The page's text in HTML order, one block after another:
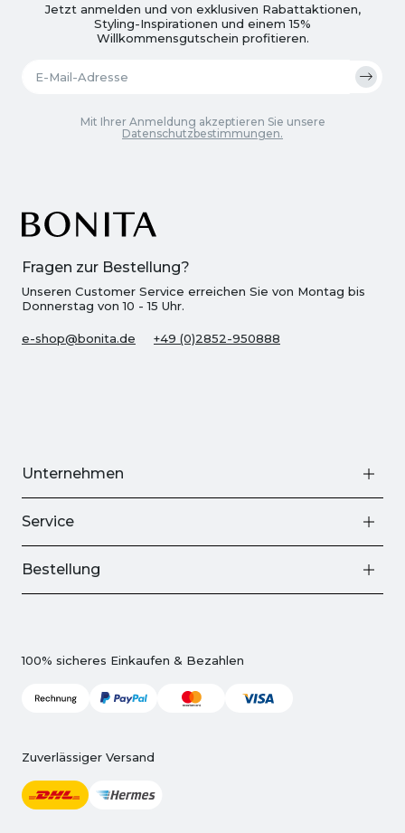
Fragen zur Bestellung?
Unseren Customer Service erreichen Sie von Montag bis
Donnerstag von 10 - 15 Uhr.
e-shop@bonita.de +49 (0)2852-950888
Jetzt anmelden und von exklusiven Rabattaktionen,
Styling-Inspirationen und einem 15%
Willkommensgutschein profitieren.
Mit Ihrer Anmeldung akzeptieren Sie unsere
Datenschutzbestimmungen.
Unternehmen
Service
Bestellung
100% sicheres Einkaufen & Bezahlen
Zuverlässiger Versand